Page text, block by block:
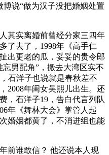
博说“做为汉子没把婚姻处置
实离婚前曾经分家三四年
了去了，1998年《高手仁
出更老的瓜，妥妥的贵令郎
男配角”，搬去大湾区实不
石洋子也说就是春秋差不
2008年闺女吴熙儿出生。还
，石洋子19，告白代言列队
年《舞林大会》掌管人起
婚姻都黄了，不消进组也能
谁敢信？ 他还说本人现